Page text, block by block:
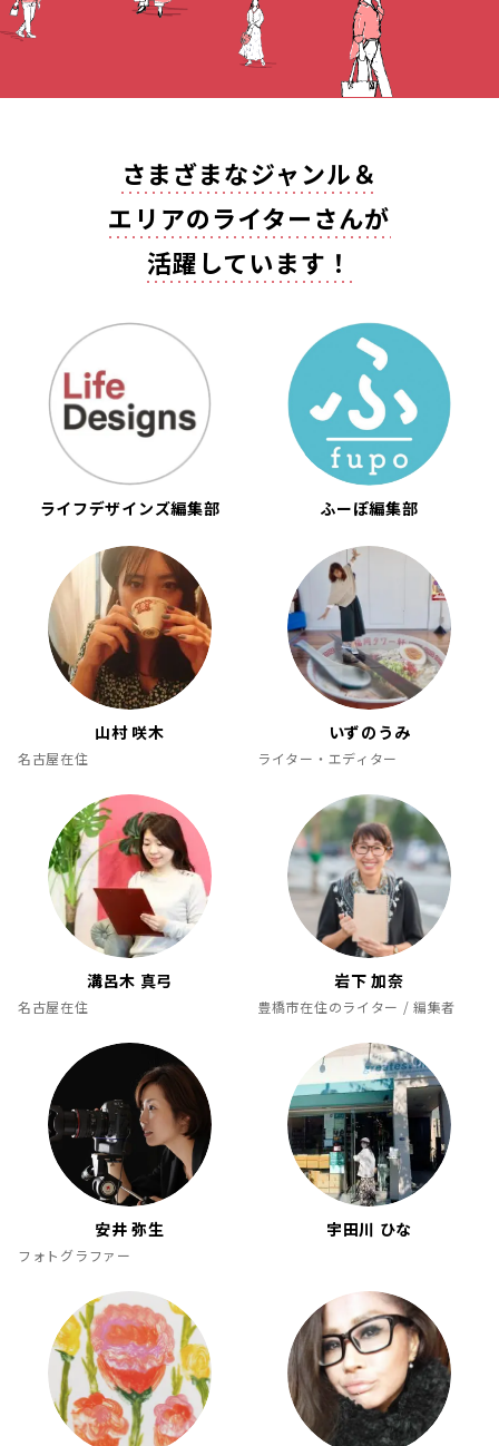
さまざまなジャンル＆
エリアのライターさんが
活躍しています！
ライフデザインズ編集部 ふーぽ編集部
山村 咲木
名古屋在住
いずのうみ
ライター・エディター
溝呂木 真弓
名古屋在住
岩下 加奈
豊橋市在住のライター / 編集者
安井 弥生
フォトグラファー
宇田川 ひな